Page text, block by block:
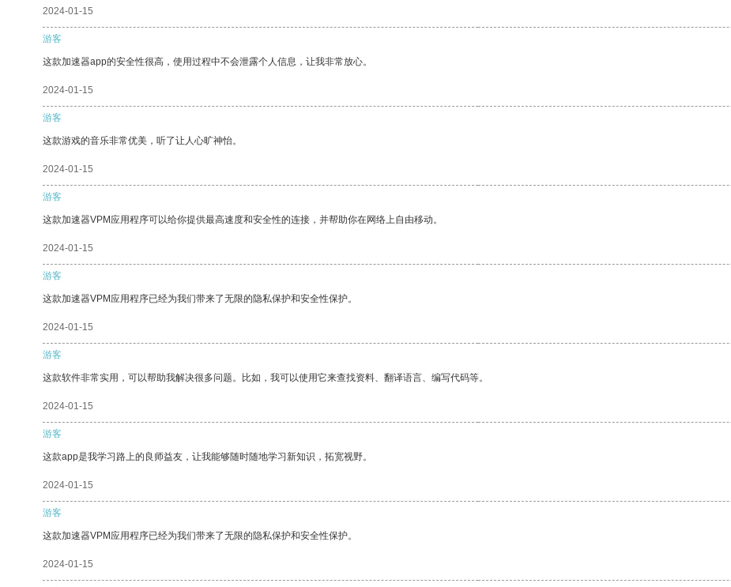
2024-01-15
游客
这款加速器app的安全性很高，使用过程中不会泄露个人信息，让我非常放心。
2024-01-15
游客
这款游戏的音乐非常优美，听了让人心旷神怡。
2024-01-15
游客
这款加速器VPM应用程序可以给你提供最高速度和安全性的连接，并帮助你在网络上自由移动。
2024-01-15
游客
这款加速器VPM应用程序已经为我们带来了无限的隐私保护和安全性保护。
2024-01-15
游客
这款软件非常实用，可以帮助我解决很多问题。比如，我可以使用它来查找资料、翻译语言、编写代码等。
2024-01-15
游客
这款app是我学习路上的良师益友，让我能够随时随地学习新知识，拓宽视野。
2024-01-15
游客
这款加速器VPM应用程序已经为我们带来了无限的隐私保护和安全性保护。
2024-01-15